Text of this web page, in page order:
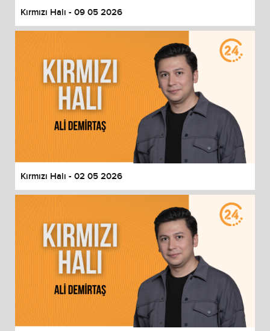
Kırmızı Halı - 09 05 2026
Kırmızı Halı - 02 05 2026